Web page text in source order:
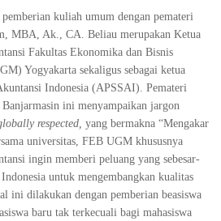
kuliah umum dengan pemateri
MBA, Ak., CA. Beliau merupakan Ketua
Fakultas Ekonomika dan Bisnis
Yogyakarta sekaligus sebagai ketua
Indonesia (APSSAI). Pemateri
ini menyampaikan jargon
respected, yang bermakna “Mengakar
universitas, FEB UGM khususnya
ingin memberi peluang yang sebesar-
untuk mengembangkan kualitas
ini dilakukan dengan pemberian beasiswa
baru tak terkecuali bagi mahasiswa